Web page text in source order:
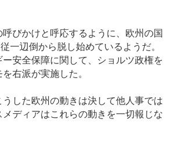
びかけと呼応するように、欧州の国
一辺倒から脱し始めているようだ。
ー安全保障に関して、ショルツ政権を
右派が実施した。
した欧州の動きは決して他人事では
ディアはこれらの動きを一切報じな